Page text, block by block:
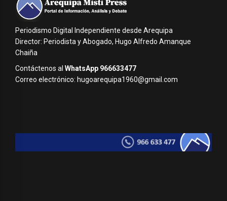
Periodismo Digital Independiente desde Arequipa
Director: Periodista y Abogado, Hugo Alfredo Amanque
Chaiña
Contáctenos al WhatsApp 966633477
Correo electrónico: hugoarequipa1960@gmail.com